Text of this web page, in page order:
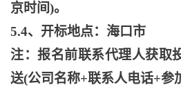
京时间)。
5.4、开标地点：海口市
注：报名前联系代理人获取
送(公司名称+联系人电话+参